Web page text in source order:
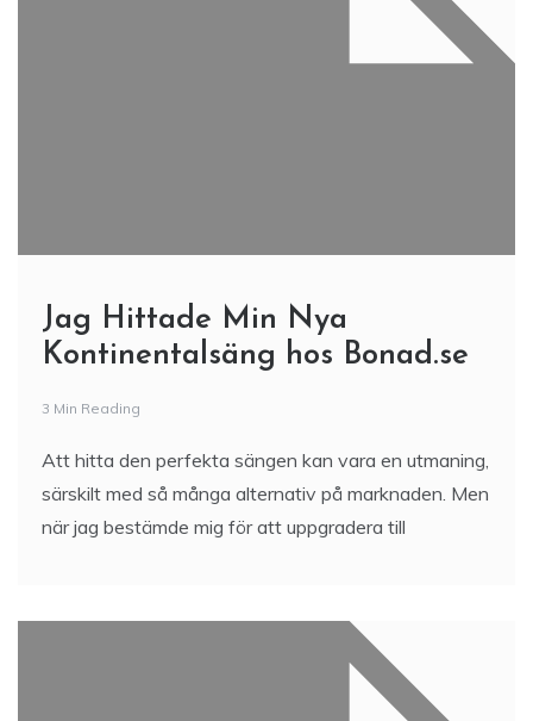
Jag Hittade Min Nya
Kontinentalsäng hos Bonad.se
3 Min Reading
Att hitta den perfekta sängen kan vara en utmaning,
särskilt med så många alternativ på marknaden. Men
när jag bestämde mig för att uppgradera till